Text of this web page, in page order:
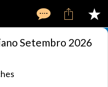
Setembro 2026